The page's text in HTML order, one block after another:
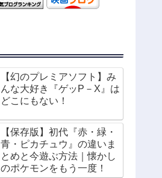
【幻のプレミアソフト】み
んな大好き『ゲッP－X』は
どこにもない！
【保存版】初代『赤・緑・
青・ピカチュウ』の違いま
とめと今遊ぶ方法｜懐かし
のポケモンをもう一度！